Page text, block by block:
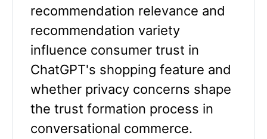
recommendation relevance and
recommendation variety
influence consumer trust in
ChatGPT's shopping feature and
whether privacy concerns shape
the trust formation process in
conversational commerce.